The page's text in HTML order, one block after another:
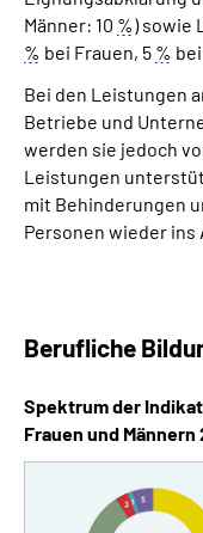
Männer: 10 %) sowie
% bei Frauen, 5 %
Bei den Leistungen
Betriebe und
werden sie jedoch
Leistungen
mit Behinderungen
Personen wieder
Berufliche
Spektrum der
Frauen und